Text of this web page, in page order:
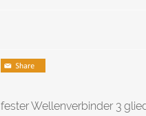
fester Wellenverbinder 3